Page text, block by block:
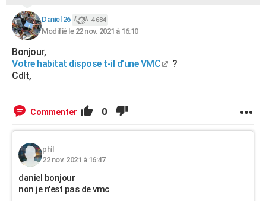
Destinations
City break
Voyage nature
Voyage de noces
Forum
Climat
PHOTO
GUIDES D'ACHAT
BONS PLANS
Carte de Noël
Carte Bonne année
Carte Saint-Valentin
Carte Pâques
Carte d'anniversaire
DICTIONNAIRE
Dictionnaire
Biographies
Citations
Expressions
Proverbes
PROGRAMME TV
COPAINS D'AVANT
S'inscrire
Se connecter
Lycées
Collèges
Primaires
Universités
Entreprises
Service militaire
Avis de recherche
AVIS DE DÉCÈS
Daniel 26 4 684
Modifié le 22 nov. 2021 à 16:10
Bonjour,
Votre habitat dispose t-il d'une VMC
?
Cdlt,
Commenter 0
phil
22 nov. 2021 à 16:47
daniel bonjour
non je n'est pas de vmc